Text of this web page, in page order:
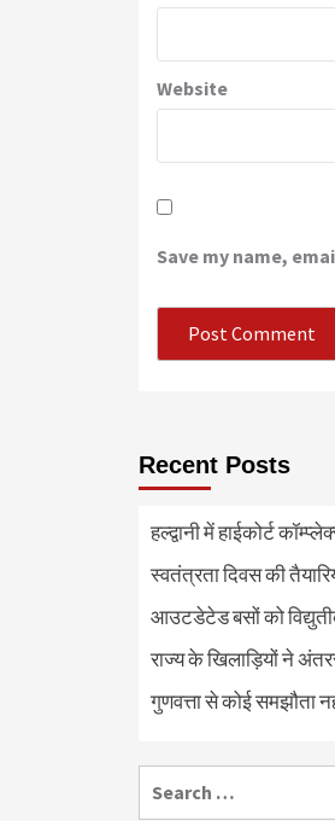
Website
Save my name,
Recent Posts
हल्द्वानी में हाईकोर्ट
स्वतंत्रता दिवस की
आउटडेटेड बसों को
राज्य के खिलाड़ियों ने
गुणवत्ता से कोई समझौता
for: